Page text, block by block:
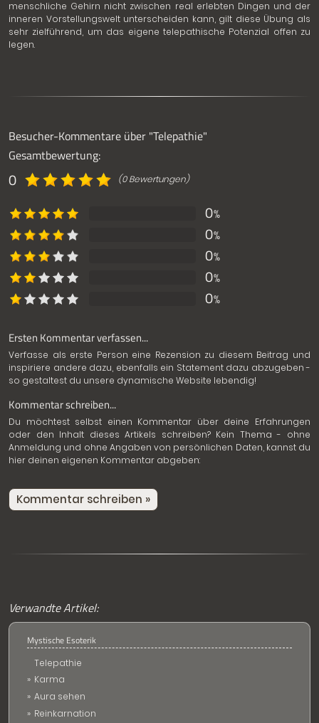
menschliche Gehirn nicht zwischen real erlebten Dingen und der
inneren Vorstellungswelt unterscheiden kann, gilt diese Übung als
sehr zielführend, um das eigene telepathische Potenzial offen zu
legen.
Besucher-Kommentare über "Telepathie"
Gesamtbewertung:
0 (0 Bewertungen)
0%
0%
0%
0%
0%
Ersten Kommentar verfassen...
Verfasse als erste Person eine Rezension zu diesem Beitrag und
inspiriere andere dazu, ebenfalls ein Statement dazu abzugeben -
so gestaltest du unsere dynamische Website lebendig!
Kommentar schreiben...
Du möchtest selbst einen Kommentar über deine Erfahrungen
oder den Inhalt dieses Artikels schreiben? Kein Thema - ohne
Anmeldung und ohne Angaben von persönlichen Daten, kannst du
hier deinen eigenen Kommentar abgeben:
Kommentar schreiben »
Verwandte Artikel:
Mystische Esoterik
Telepathie
Karma
Aura sehen
Reinkarnation